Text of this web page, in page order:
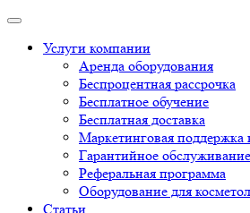
Услуги компании
Аренда оборудования
Беспроцентная рассрочка
Бесплатное обучение
Бесплатная доставка
Маркетинговая поддержка
Гарантийное обслуживание
Реферальная программа
Оборудование для
Статьи